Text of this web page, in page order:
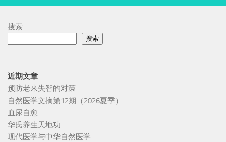
搜索
搜索
近期文章
预防老来失智的对策
自然医学文摘第12期（2026夏季）
血尿自愈
华氏养生天地功
现代医学与中华自然医学